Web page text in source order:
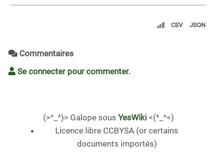
CSV JSON
Commentaires
Se connecter pour commenter.
(>^_^)> Galope sous YesWiki <(^_^<)
Licence libre CCBYSA (or certains
documents importés)